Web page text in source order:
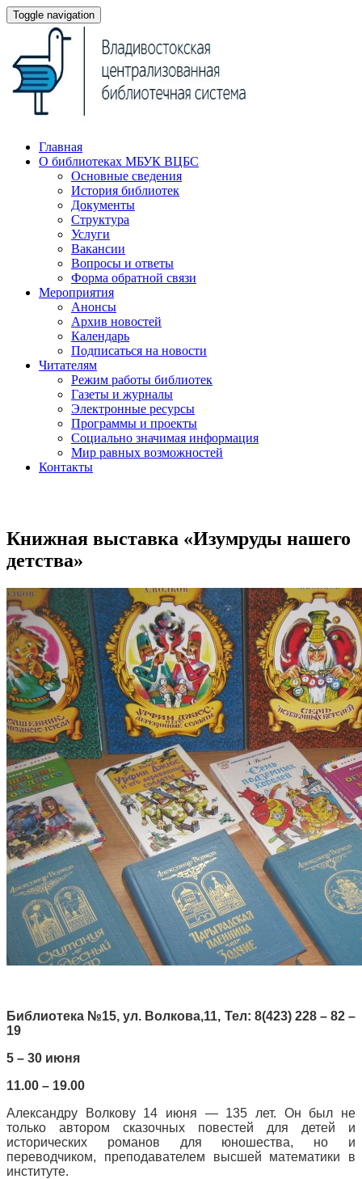
Toggle navigation
Главная
О библиотеках МБУК ВЦБС
Основные сведения
История библиотек
Документы
Структура
Услуги
Вакансии
Вопросы и ответы
Форма обратной связи
Мероприятия
Анонсы
Архив новостей
Календарь
Подписаться на новости
Читателям
Режим работы библиотек
Газеты и журналы
Электронные ресурсы
Программы и проекты
Социально значимая информация
Мир равных возможностей
Контакты
Книжная выставка «Изумруды нашего
детства»
Библиотека №15, ул. Волкова,11, Тел: 8(423) 228 – 82 –
19
5 – 30 июня
11.00 – 19.00
Александру Волкову 14 июня — 135 лет. Он был не
только автором сказочных повестей для детей и
исторических романов для юношества, но и
переводчиком, преподавателем высшей математики в
институте.